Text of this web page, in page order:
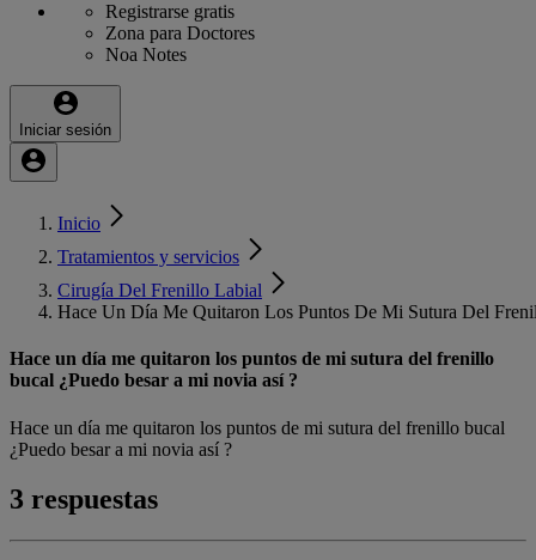
Registrarse gratis
Zona para Doctores
Noa Notes
Iniciar sesión
Inicio
Tratamientos y servicios
Cirugía Del Frenillo Labial
Hace Un Día Me Quitaron Los Puntos De Mi Sutura Del
Hace un día me quitaron los puntos de mi sutura del frenillo
bucal ¿Puedo besar a mi novia así ?
Hace un día me quitaron los puntos de mi sutura del frenillo bucal
¿Puedo besar a mi novia así ?
3 respuestas